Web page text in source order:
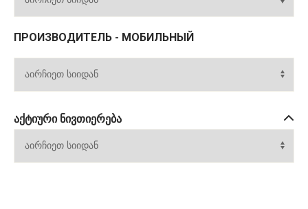
ПРОИЗВОДИТЕЛЬ - МОБИЛЬНЫЙ
ᲐᲥᲢᲘᲣᲠᲘ ᲜᲘᲕᲗᲘᲔᲠᲔᲑᲐ